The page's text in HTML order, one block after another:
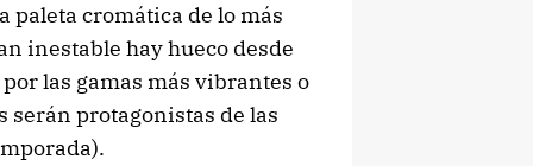
paleta cromática de lo más
inestable hay hueco desde
las gamas más vibrantes o
serán protagonistas de las